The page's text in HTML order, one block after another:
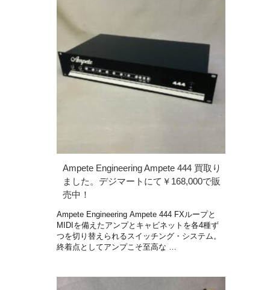
Ampete Engineering Ampete 444 買取り
ました。デジマートにて￥168,000で販
売中！
Ampete Engineering Ampete 444 FXループと
MIDIを備えたアンプとキャビネットを各4種ず
つを切り替えられるスイッチング・システム。
終着点としてアンプこそ至高な …